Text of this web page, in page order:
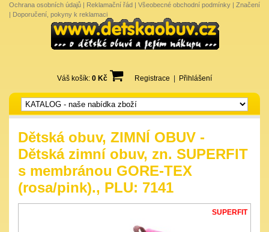
Ochrana osobních údajů | Reklamační řád | Všeobecné obchodní podmínky | Značení
| Doporučení, pokyny k reklamaci
Váš košík: 0 Kč Registrace Přihlášení
Dětská obuv, ZIMNÍ OBUV -
Dětská zimní obuv, zn. SUPERFIT
s membránou GORE-TEX
(rosa/pink)., PLU: 7141
SUPERFIT